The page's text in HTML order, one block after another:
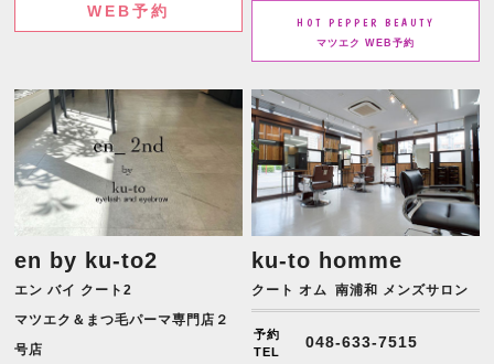
WEB予約
HOT PEPPER BEAUTY
マツエク WEB予約
en by ku-to2
エン バイ クート2
マツエク＆まつ毛パーマ専門店２
号店
ku-to homme
クート オム 南浦和 メンズサロン
予約
TEL
048-633-7515